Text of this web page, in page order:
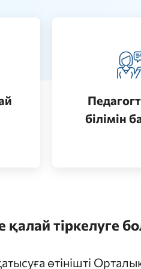
білімінӨту
қалай тіркелуге
өтінішті